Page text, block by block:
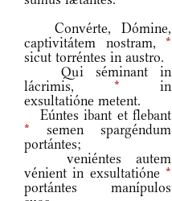
Convérte, Dómine,
captivitátem nostram, *
sicut torréntes in austro.
Qui séminant in
lácrimis, * in
exsultatióne metent.
Eúntes ibant et flebant
* semen spargéndum
portántes;
veniéntes autem
vénient in exsultatióne *
portántes manípulos